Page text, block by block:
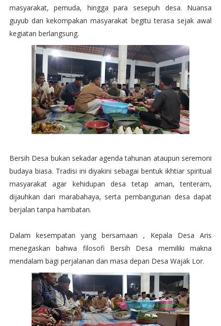
masyarakat, pemuda, hingga para sesepuh desa. Nuansa
guyub dan kekompakan masyarakat begitu terasa sejak awal
kegiatan berlangsung.
Bersih Desa bukan sekadar agenda tahunan ataupun seremoni
budaya biasa. Tradisi ini diyakini sebagai bentuk ikhtiar spiritual
masyarakat agar kehidupan desa tetap aman, tenteram,
dijauhkan dari marabahaya, serta pembangunan desa dapat
berjalan tanpa hambatan.
Dalam kesempatan yang bersamaan , Kepala Desa Aris
menegaskan bahwa filosofi Bersih Desa memiliki makna
mendalam bagi perjalanan dan masa depan Desa Wajak Lor.